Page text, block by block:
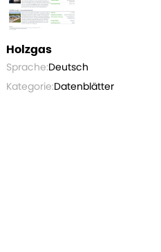
Holzgas
Sprache:Deutsch
Kategorie:Datenblätter